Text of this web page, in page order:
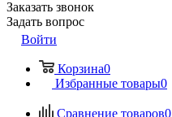
Заказать звонок
Задать вопрос
Войти
Корзина0
Избранные товары0
Сравнение товаров0